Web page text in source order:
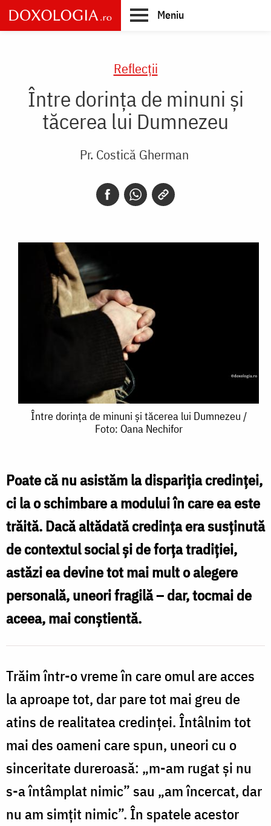
Skip
to
main
Meniu
Reflecții
Între dorința de minuni și
tăcerea lui Dumnezeu
Pr. Costică Gherman
Între
minuni
și
tăcerea
Dumnezeu
Foto:
Oana
Nechifor
Între dorința de minuni și tăcerea lui Dumnezeu /
Foto: Oana Nechifor
Poate că nu asistăm la dispariția credinței,
ci la o schimbare a modului în care ea este
trăită. Dacă altădată credința era susținută
de contextul social și de forța tradiției,
astăzi ea devine tot mai mult o alegere
personală, uneori fragilă – dar, tocmai de
aceea, mai conștientă.
Trăim într-o vreme în care omul are acces
la aproape tot, dar pare tot mai greu de
atins de realitatea credinței. Întâlnim tot
mai des oameni care spun, uneori cu o
sinceritate dureroasă: „m-am rugat și nu
s-a întâmplat nimic” sau „am încercat, dar
nu am simțit nimic”. În spatele acestor